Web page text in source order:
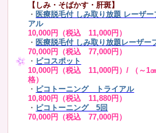
【しみ・そばかす・肝斑】
・ 医療脱毛付 しみ取り放題 レーザ
アル
10,000円（税込 11,000円）
・ 医療脱毛付 しみ取り放題レーザー
70,000円（税込 77,000円）
・ ピコスポット
10,000円（税込 11,000円）/ （～1
格）
・ ピコトーニング トライアル
10,800円（税込 11,880円）
・ ピコトーニング 5回
70,000円（税込 77,000円）